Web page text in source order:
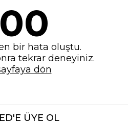
bir hata oluştu.
tekrar deneyiniz.
dön
ÜYE OL